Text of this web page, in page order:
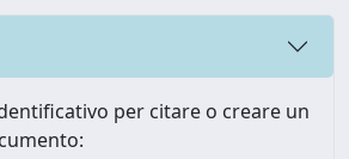
per citare o creare un